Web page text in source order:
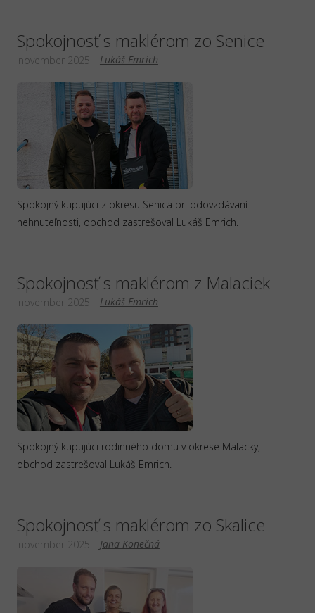
Spokojnosť s maklérom zo Senice
Lukáš Emrich
november 2025
Spokojný kupujúci z okresu Senica pri odovzdávaní
nehnuteľnosti, obchod zastrešoval Lukáš Emrich.
Spokojnosť s maklérom z Malaciek
Lukáš Emrich
november 2025
Spokojný kupujúci rodinného domu v okrese Malacky,
obchod zastrešoval Lukáš Emrich.
Spokojnosť s maklérom zo Skalice
Jana Konečná
november 2025